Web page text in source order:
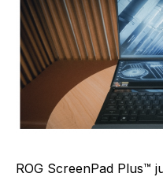
ROG ScreenPad Plus™